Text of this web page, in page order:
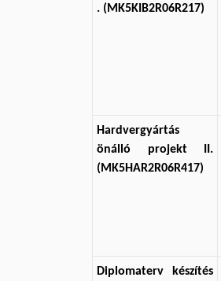
. (MK5KIB2R06R217)
Hardvergyártás
önálló projekt II.
(MK5HAR2R06R417)
Diplomaterv készítés